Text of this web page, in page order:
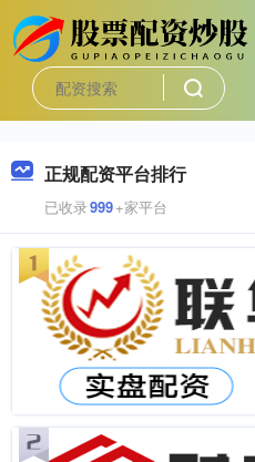
正规配资平台排行
已收录999+家平台